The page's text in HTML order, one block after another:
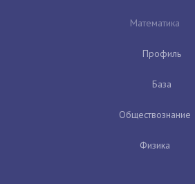
Математика
Профиль
База
Обществознание
Физика